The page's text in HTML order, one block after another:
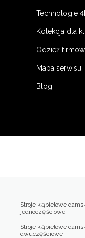
Technologie
Kolekcja dla
Odzież
Mapa serwisu
Blog
Stroje kąpielowe
jednoczęściowe
Stroje kąpielowe
dwuczęściowe